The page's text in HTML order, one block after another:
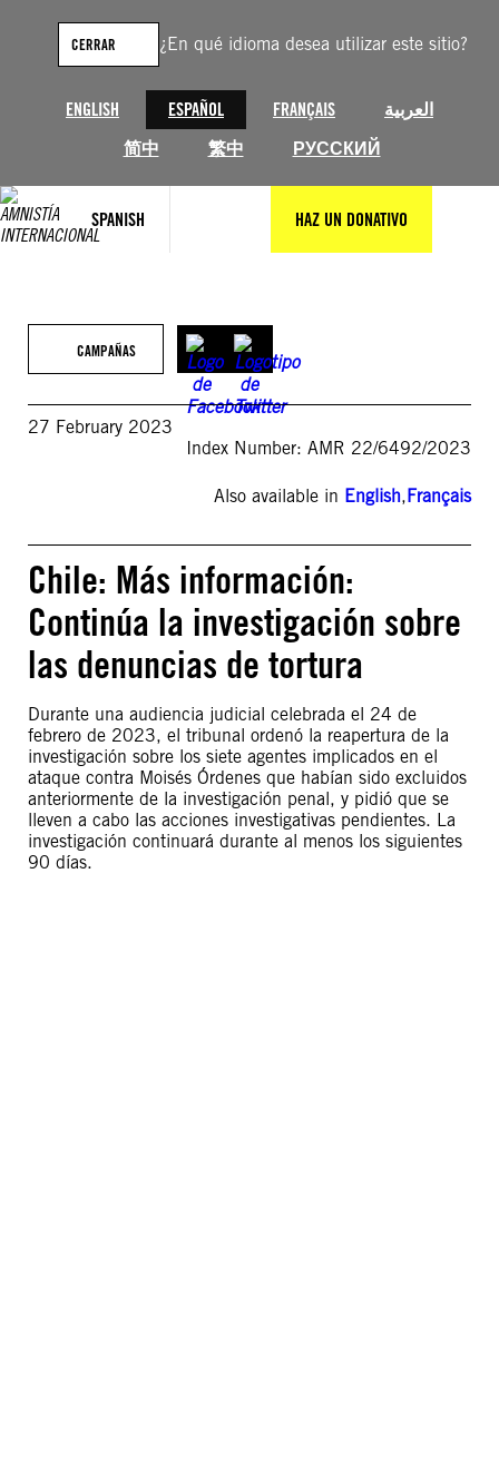
¿En qué idioma desea utilizar este sitio?
ENGLISH ESPAÑOL FRANÇAIS
العربية
简中
繁中 РУССКИЙ
CERRAR
SPANISH HAZ UN DONATIVO
contenido
CAMPAÑAS
27 February 2023
Index Number: AMR 22/6492/2023
Also available in English,Français
Chile: Más información:
Continúa la investigación sobre
las denuncias de tortura
Durante una audiencia judicial celebrada el 24 de
febrero de 2023, el tribunal ordenó la reapertura de la
investigación sobre los siete agentes implicados en el
ataque contra Moisés Órdenes que habían sido excluidos
anteriormente de la investigación penal, y pidió que se
lleven a cabo las acciones investigativas pendientes. La
investigación continuará durante al menos los siguientes
90 días.